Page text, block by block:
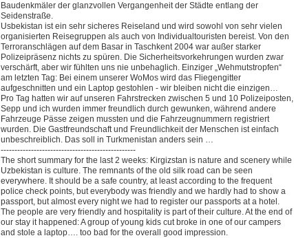
Baudenkmäler der glanzvollen Vergangenheit der Städte entlang der
Seidenstraße.
Usbekistan ist ein sehr sicheres Reiseland und wird sowohl von sehr vielen
organisierten Reisegruppen als auch von Individualtouristen bereist. Von den
Terroranschlägen auf dem Basar in Taschkent 2004 war außer starker
Polizeipräsenz nichts zu spüren. Die Sicherheitsvorkehrungen wurden zwar
verschärft, aber wir fühlten uns nie unbehaglich. Einziger „Wehmutstropfen“
am letzten Tag: Bei einem unserer WoMos wird das Fliegengitter
aufgeschnitten und ein Laptop gestohlen - wir bleiben nicht die einzigen…
Pro Tag hatten wir auf unseren Fahrstrecken zwischen 5 und 10 Polizeiposten,
Sepp und ich wurden immer freundlich durch gewunken, während andere
Fahrzeuge Pässe zeigen mussten und die Fahrzeugnummern registriert
wurden. Die Gastfreundschaft und Freundlichkeit der Menschen ist einfach
unbeschreiblich. Das soll in Turkmenistan anders sein …
-------------------------------------------------
The short summary for the last 2 weeks: Kirgizstan is nature and scenery while
Uzbekistan is culture. The remnants of the old silk road can be seen
everywhere. It should be a safe country, at least according to the frequent
police check points, but everybody was friendly and we hardly had to show a
passport, but almost every night we had to register our passports at a hotel.
The people are very friendly and hospitality is part of their culture. At the end of
our stay it happened: A group of young kids cut broke in one of our campers
and stole a laptop…. too bad for the overall good impression.